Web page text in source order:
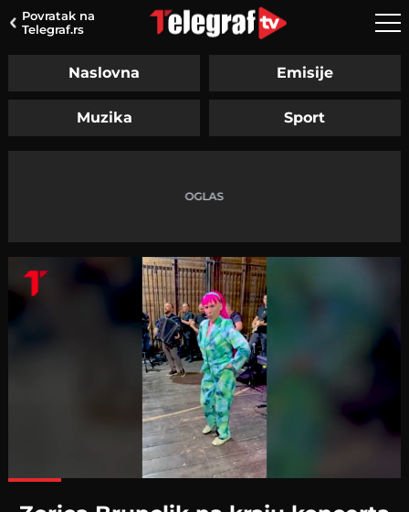
Povratak na
Telegraf.rs
Naslovna Emisije
Muzika Sport